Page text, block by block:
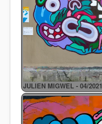
JULIEN MIGWEL - 04/2021